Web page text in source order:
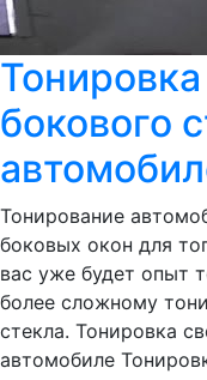
бокового
Тонирование
боковых окон для
вас уже будет опыт
более сложному
стекла. Тонировка
автомобиле